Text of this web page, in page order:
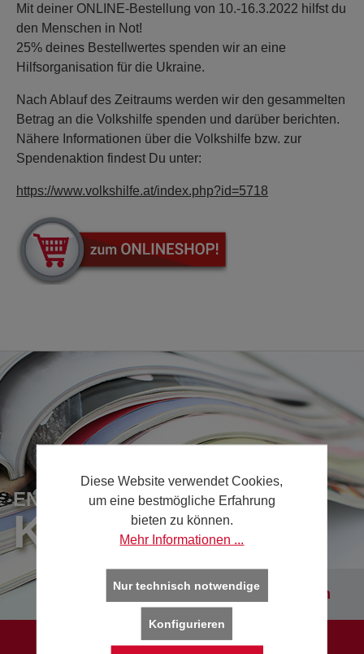
Mit deiner ONLINE-Bestellung von 10.-16.3.2022 hilfst du
den Menschen in Not!
25% deines Bestellwertes spenden wir an eine
Hilfsorganisation für die Ukraine.
Nach Ablauf des Zeitraums werden wir den gesammelten
Betrag an die Volkshilfe spenden und darüber berichten.
Nähere Informationen über die Volkshilfe bzw. zur
Spendenaktion findest Du unter:
https://www.volkshilfe.at/index.php?id=5718
ENTDECKEN SIE UNSERE
KATALOGE
Kataloge entdecken
Diese Website verwendet Cookies,
um eine bestmögliche Erfahrung
bieten zu können.
Mehr Informationen ...
Nur technisch notwendige
Konfigurieren